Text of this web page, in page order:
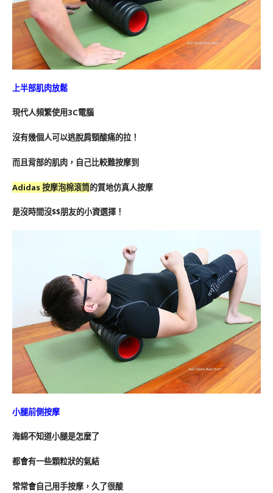
上半部肌肉放鬆
現代人頻繁使用3C電腦
沒有幾個人可以逃脫肩頸酸痛的拉！
而且背部的肌肉，自己比較難按摩到
Adidas 按摩泡棉滾筒的質地仿真人按摩
是沒時間沒$$朋友的小資選擇！
小腿前側按摩
海綿不知道小腿是怎麼了
都會有一些顆粒狀的氣結
常常會自己用手按摩，久了很酸